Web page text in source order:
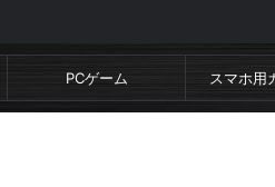
PCゲーム スマホ用